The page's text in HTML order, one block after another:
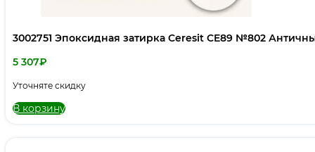
3002751 Эпоксидная затирка Ceresit CE89 №802
5 307₽
Уточняте скидку
В корзину